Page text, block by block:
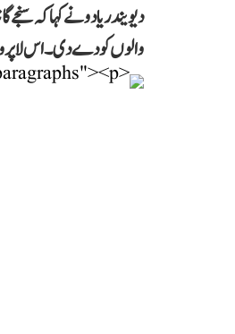
دیویندر یادو نے کہا کہ
والوں کو دے دی۔ اس